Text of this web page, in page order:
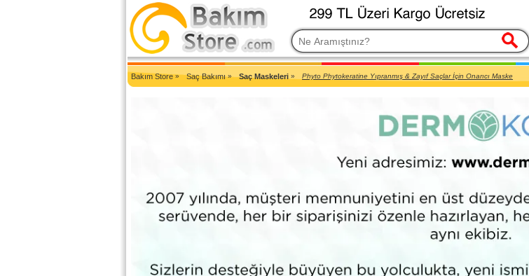
2007'den Beri Türkiye'nin En Güncel Bakım Ürünleri Eczane Sitesi
Bakım Store» Saç Bakımı» Saç Maskeleri » Phyto Phytokeratine Yıpranmış & Zayıf Saçlar İçin Onarıcı Maske